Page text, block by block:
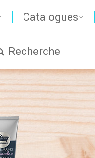
Catalogues
Recherche